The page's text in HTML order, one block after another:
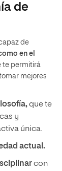
de
de
en el
te permitirá
mejores
que te
y
única.
actual.
con